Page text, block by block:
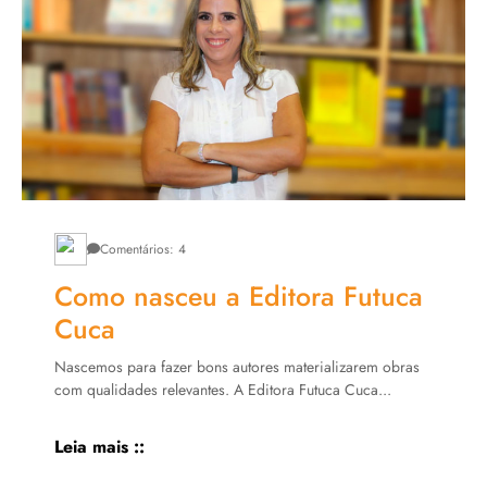
Comentários: 4
Como nasceu a Editora Futuca
Cuca
Nascemos para fazer bons autores materializarem obras
com qualidades relevantes. A Editora Futuca Cuca...
Leia mais ::